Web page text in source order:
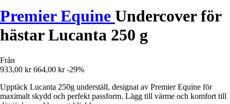
Premier Equine Undercover för
hästar Lucanta 250 g
Från
933,00 kr 664,00 kr -29%
Upptäck Lucanta 250g underställ, designat av Premier Equine för
maximalt skydd och perfekt passform. Lägg till värme och komfort till